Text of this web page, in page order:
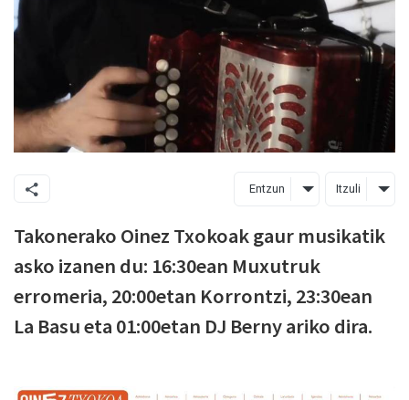
Entzun Itzuli
Takonerako Oinez Txokoak gaur musikatik
asko izanen du: 16:30ean Muxutruk
erromeria, 20:00etan Korrontzi, 23:30ean
La Basu eta 01:00etan DJ Berny ariko dira.